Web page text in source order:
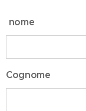
nome
Cognome